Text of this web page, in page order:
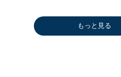
もっと見る